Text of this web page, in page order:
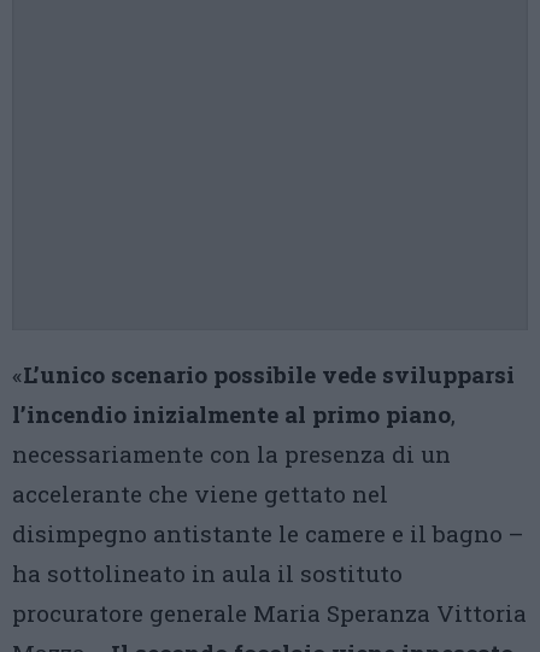
«L’unico scenario possibile vede svilupparsi
l’incendio inizialmente al primo piano,
necessariamente con la presenza di un
accelerante che viene gettato nel
disimpegno antistante le camere e il bagno –
ha sottolineato in aula il sostituto
procuratore generale Maria Speranza Vittoria